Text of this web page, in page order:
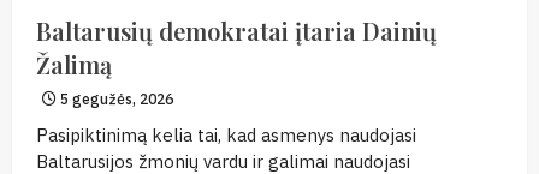
Baltarusių demokratai įtaria Dainių
Žalimą
5 gegužės, 2026
Pasipiktinimą kelia tai, kad asmenys naudojasi
Baltarusijos žmonių vardu ir galimai naudojasi